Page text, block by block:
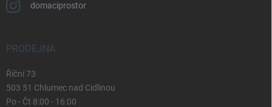
domaciprostor
PRODEJNA
Říční 73
503 51 Chlumec nad Cidlinou
Po - Čt 8:00 - 16:00